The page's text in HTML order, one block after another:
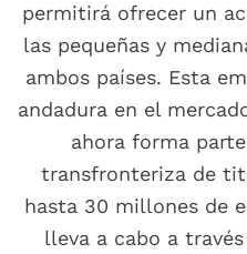
permitirá ofrecer un
las pequeñas y
ambos países. Esta
andadura en el
ahora forma
transfronteriza de
hasta 30 millones de
lleva a cabo a